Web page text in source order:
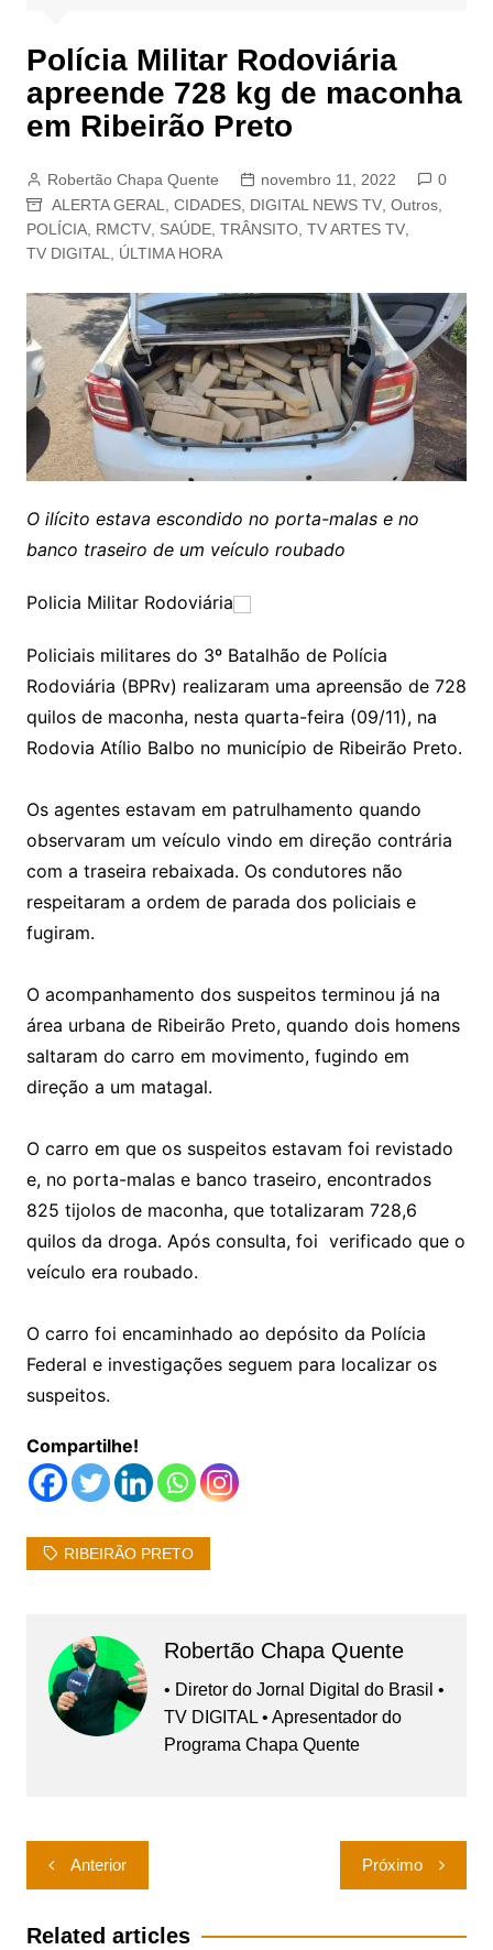
Polícia Militar Rodoviária
apreende 728 kg de maconha
em Ribeirão Preto
Robertão Chapa Quente novembro 11, 2022
0
ALERTA GERAL
CIDADES, DIGITAL NEWS TV, Outros,
POLÍCIA, RMCTV, SAÚDE, TRÂNSITO, TV ARTES TV,
TV DIGITAL
ÚLTIMA HORA
O ilícito estava escondido no porta-malas e no
banco traseiro de um veículo roubado
Policia Militar Rodoviária
Policiais militares do 3º Batalhão de Polícia
Rodoviária (BPRv) realizaram uma apreensão de 728
quilos de maconha, nesta quarta-feira (09/11), na
Rodovia Atílio Balbo no município de Ribeirão Preto.
Os agentes estavam em patrulhamento quando
observaram um veículo vindo em direção contrária
com a traseira rebaixada. Os condutores não
respeitaram a ordem de parada dos policiais e
fugiram.
O acompanhamento dos suspeitos terminou já na
área urbana de Ribeirão Preto, quando dois homens
saltaram do carro em movimento, fugindo em
direção a um matagal.
O carro em que os suspeitos estavam foi revistado
e, no porta-malas e banco traseiro, encontrados
825 tijolos de maconha, que totalizaram 728,6
quilos da droga. Após consulta, foi verificado que o
veículo era roubado.
O carro foi encaminhado ao depósito da Polícia
Federal e investigações seguem para localizar os
suspeitos.
Compartilhe!
RIBEIRÃO PRETO
Robertão Chapa Quente
• Diretor do Jornal Digital do Brasil •
TV DIGITAL • Apresentador do
Programa Chapa Quente
Navegação
de
Post
Anterior Próximo
Related articles